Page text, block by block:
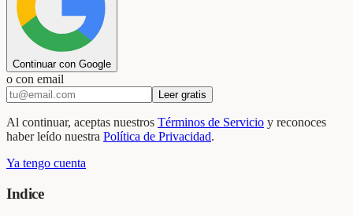
Continuar con Google
o con email
Leer gratis
Al continuar, aceptas nuestros Términos de Servicio y reconoces
haber leído nuestra Política de Privacidad.
Ya tengo cuenta
Indice